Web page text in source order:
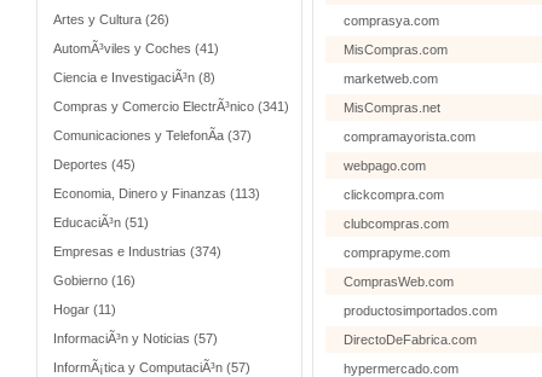
Artes y Cultura (26)
AutomÃ³viles y Coches (41)
Ciencia e InvestigaciÃ³n (8)
Compras y Comercio ElectrÃ³nico (341)
Comunicaciones y TelefonÃ­a (37)
Deportes (45)
Economia, Dinero y Finanzas (113)
EducaciÃ³n (51)
Empresas e Industrias (374)
Gobierno (16)
Hogar (11)
InformaciÃ³n y Noticias (57)
InformÃ¡tica y ComputaciÃ³n (57)
comprasya.com
MisCompras.com
marketweb.com
MisCompras.net
compramayorista.com
webpago.com
clickcompra.com
clubcompras.com
comprapyme.com
ComprasWeb.com
productosimportados.com
DirectoDeFabrica.com
hypermercado.com